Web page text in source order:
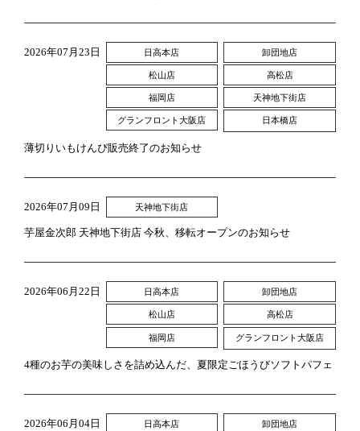
素材へのこだわり
2026年07月23日 日高本店 卸団地店
松山店 高松店
福岡店 天神地下街店
グランフロント大阪店 日本橋店
薄切りいもけんぴ販売終了のお知らせ
2026年07月09日 天神地下街店
芋屋金次郎 天神地下街店 今秋、移転オープンのお知らせ
2026年06月22日 日高本店 卸団地店
松山店 高松店
福岡店 グランフロント大阪店
4種のお芋の美味しさを詰め込んだ、夏限定ごほうびソフトパフェ
2026年06月04日 日高本店 卸団地店